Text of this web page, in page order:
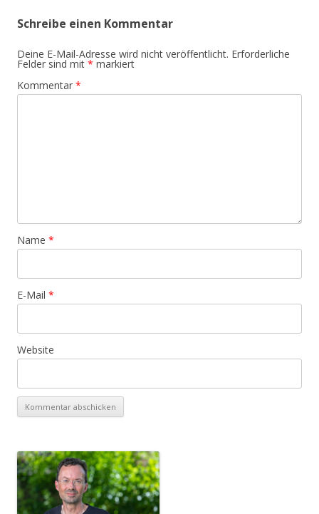
Schreibe einen Kommentar
Deine E-Mail-Adresse wird nicht veröffentlicht. Erforderliche
Felder sind mit * markiert
Kommentar *
Name *
E-Mail *
Website